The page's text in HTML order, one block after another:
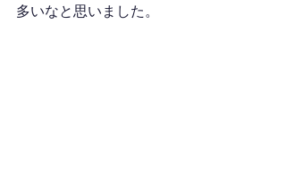
多いなと思いました。